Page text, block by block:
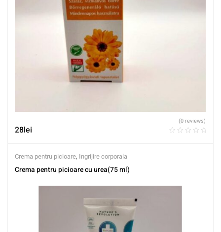
28lei
(0 reviews)
Crema pentru picioare, Ingrijire corporala
Crema pentru picioare cu urea(75 ml)